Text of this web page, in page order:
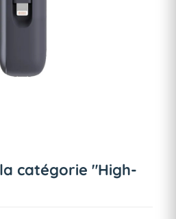
catégorie "High-